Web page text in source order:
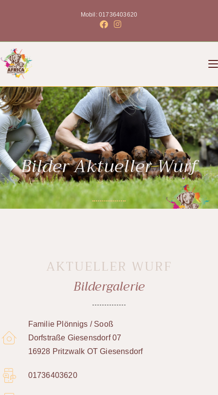
Mobil: 01736403620
Bilder Aktueller Wurf
AKTUELLER WURF
Bildergalerie
Familie Plönnigs / Sooß
Dorfstraße Giesensdorf 07
16928 Pritzwalk OT Giesensdorf
01736403620